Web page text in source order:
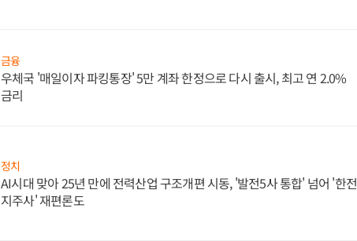
금융
우체국 '매일이자 파킹통장' 5만 계좌 한정으로 다시 출시, 최고 연 2.0%
금리
정치
AI시대 맞아 25년 만에 전력산업 구조개편 시동, '발전5사 통합' 넘어 '한전
지주사' 재편론도